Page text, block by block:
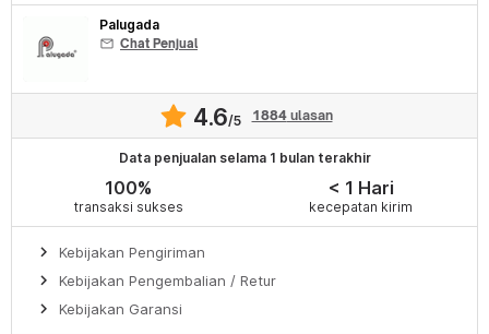
Palugada
mail Chat Penjual
4.6/5 1884ulasan
Data penjualan selama 1 bulan terakhir
100%
transaksi sukses
< 1 Hari
kecepatan kirim
keyboard_arrow_right Kebijakan Pengiriman
keyboard_arrow_right Kebijakan Pengembalian / Retur
keyboard_arrow_right Kebijakan Garansi